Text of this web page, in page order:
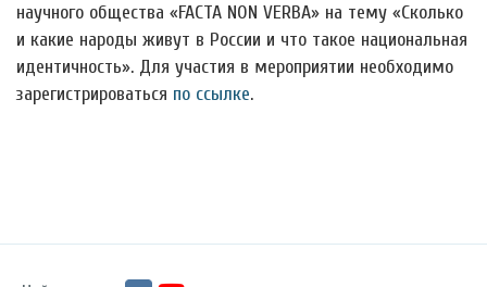
научного общества «FACTA NON VERBA» на тему «Сколько
и какие народы живут в России и что такое национальная
идентичность». Для участия в мероприятии необходимо
зарегистрироваться по ссылке.